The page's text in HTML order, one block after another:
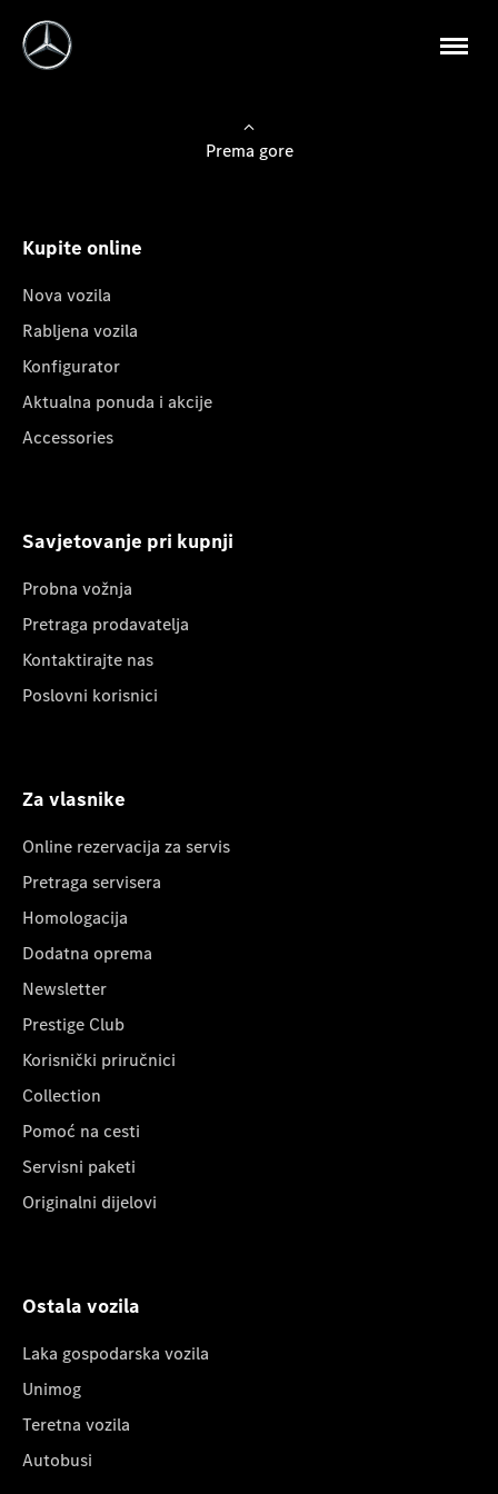
Prema gore
Kupite online
Nova vozila
Rabljena vozila
Konfigurator
Aktualna ponuda i akcije
Accessories
Savjetovanje pri kupnji
Probna vožnja
Pretraga prodavatelja
Kontaktirajte nas
Poslovni korisnici
Za vlasnike
Online rezervacija za servis
Pretraga servisera
Homologacija
Dodatna oprema
Newsletter
Prestige Club
Korisnički priručnici
Collection
Pomoć na cesti
Servisni paketi
Originalni dijelovi
Ostala vozila
Laka gospodarska vozila
Unimog
Teretna vozila
Autobusi